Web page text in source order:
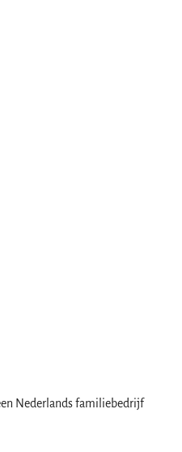
Nederlands familiebedrijf